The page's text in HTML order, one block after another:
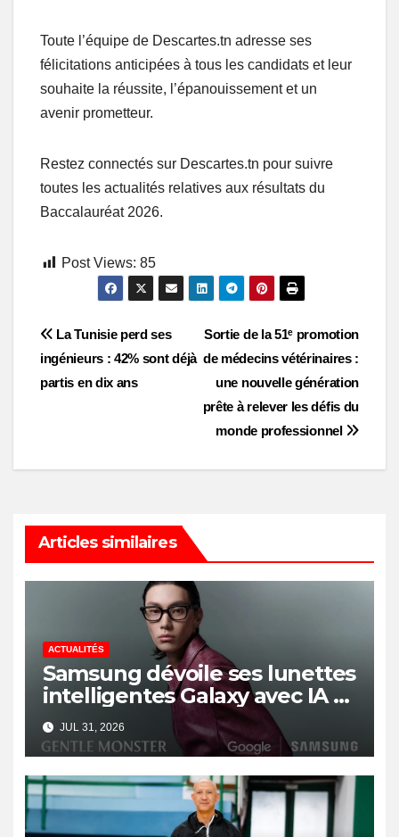
Toute l’équipe de Descartes.tn adresse ses
félicitations anticipées à tous les candidats et leur
souhaite la réussite, l’épanouissement et un
avenir prometteur.
Restez connectés sur Descartes.tn pour suivre
toutes les actualités relatives aux résultats du
Baccalauréat 2026.
Post Views: 85
Post
navigation
Sortie de la 51ᵉ promotion
de médecins vétérinaires :
une nouvelle génération
prête à relever les défis du
monde professionnel
La Tunisie perd ses
ingénieurs : 42% sont déjà
partis en dix ans
Articles similaires
ACTUALITÉS
Samsung dévoile ses lunettes
intelligentes Galaxy avec IA et
Gemini
JUL 31, 2026